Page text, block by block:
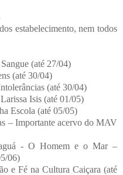
estabelecimento, nem todos
(até 27/04)
(até 30/04)
(até 30/04)
Isis (até 01/05)
Escola (até 05/05)
– Importante acervo do MAV
- O Homem e o Mar –
06)
e Fé na Cultura Caiçara (até